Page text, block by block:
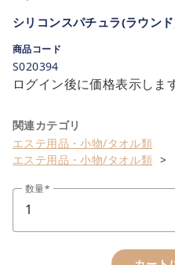
シリコンスパチュラ(ラウン
商品コード
S020394
ログイン後に価格表示します
関連カテゴリ
エステ用品・小物/タオル類
エステ用品・小物/タオル類
数量